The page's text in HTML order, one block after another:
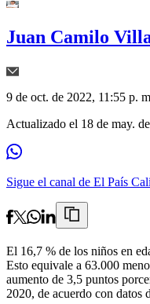
Juan Camilo
9 de oct. de 2022, 11:55 p.
Actualizado el 18 de may.
Sigue el canal de El País
El 16,7 % de los niños en
Esto equivale a 63.000
aumento de 3,5 puntos
2020, de acuerdo con datos